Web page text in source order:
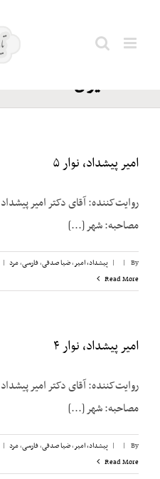
زحمتکشان
ملت ایران
امیر پیشداد، نوار ۵
مصاحبه: شهر [...]
By
|
| پیشداد، امیر,ضیا صدقی,فارسی,مرد |
Read More
امیر پیشداد، نوار ۴
مصاحبه: شهر [...]
By
|
| پیشداد، امیر,ضیا صدقی,فارسی,مرد |
Read More